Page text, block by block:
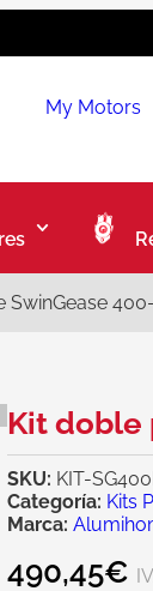
My Motors
SwinGease
Kit doble
SKU: KIT-
Categoría: Kits
Marca:
490,45€